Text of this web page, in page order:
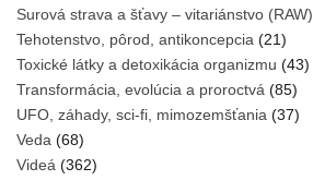
Surová strava a šťavy – vitariánstvo (RAW)
Tehotenstvo, pôrod, antikoncepcia (21)
Toxické látky a detoxikácia organizmu (43)
Transformácia, evolúcia a proroctvá (85)
UFO, záhady, sci-fi, mimozemšťania (37)
Veda (68)
Videá (362)